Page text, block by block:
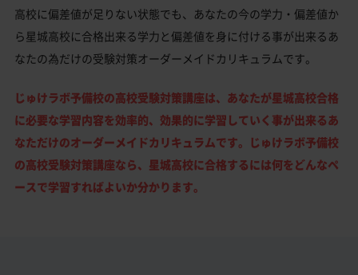
高校に偏差値が足りない状態でも、あなたの今の学力・偏差値か
ら星城高校に合格出来る学力と偏差値を身に付ける事が出来るあ
なたの為だけの受験対策オーダーメイドカリキュラムです。
じゅけラボ予備校の高校受験対策講座は、あなたが星城高校合格
に必要な学習内容を効率的、効果的に学習していく事が出来るあ
なただけのオーダーメイドカリキュラムです。じゅけラボ予備校
の高校受験対策講座なら、星城高校に合格するには何をどんなペ
ースで学習すればよいか分かります。